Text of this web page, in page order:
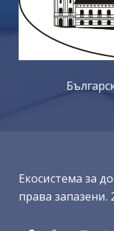
Екосистема за
права запазени.
Facebook
YouTube